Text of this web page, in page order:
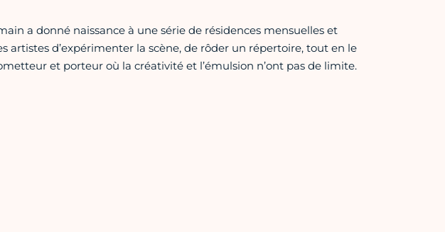
a donné naissance à une série de résidences mensuelles et
artistes d’expérimenter la scène, de rôder un répertoire, tout en le
et porteur où la créativité et l’émulsion n’ont pas de limite.